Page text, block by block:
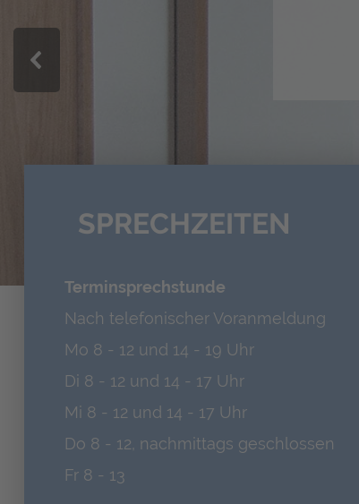
SPRECHZEITEN
Terminsprechstunde
Nach telefonischer Voranmeldung
Mo 8 - 12 und 14 - 19 Uhr
Di 8 - 12 und 14 - 17 Uhr
Mi 8 - 12 und 14 - 17 Uhr
Do 8 - 12, nachmittags geschlossen
Fr 8 - 13